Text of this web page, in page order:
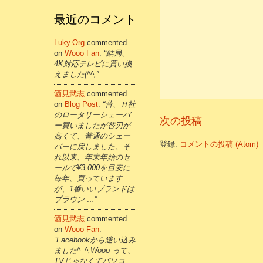
次の投稿
登録: コメントの投稿 (Atom)
最近のコメント
Luky.org commented
on Wooo Fan: “結局、
4K対応テレビに買い換
えました(^^;”
酒見武志 commented
on Blog Post: “昔、Ｈ社
のロータリーシェーバ
ー買いましたが替刃が
高くて、普通のシェー
バーに戻しました。そ
れ以来、年末年始のセ
ールで¥3,000を目安に
毎年、買っています
が、1番いいブランドは
ブラウン …”
酒見武志 commented
on Wooo Fan:
“Facebookから迷い込み
ました^_^;Wooo って、
TVじゃなくてパソコ